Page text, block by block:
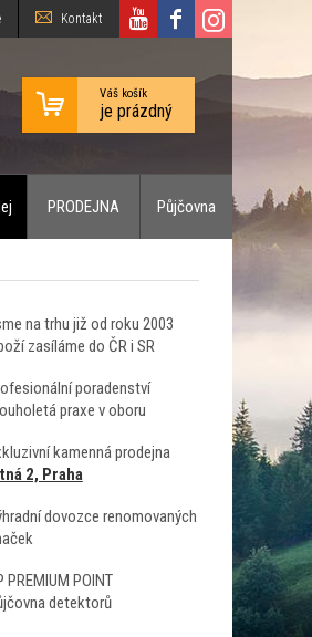
Kontakt
Váš košík
je prázdný
PRODEJNA Půjčovna
na trhu již od roku 2003
zasíláme do ČR i SR
poradenství
praxe v oboru
kamenná prodejna
2, Praha
dovozce renomovaných
PREMIUM POINT
detektorů